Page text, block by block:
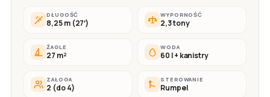
DŁUGOŚĆ
8,25 m (27′)
WYPORNOŚĆ
2,3 tony
ŻAGLE
27 m²
WODA
60 l + kanistry
ZAŁOGA
2 (do 4)
STEROWANIE
Rumpel